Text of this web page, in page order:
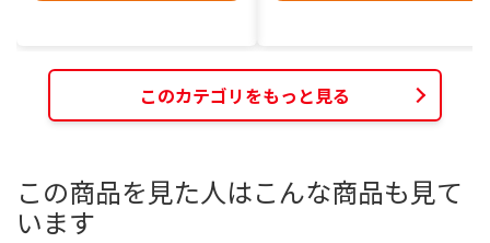
このカテゴリをもっと見る
この商品を見た人はこんな商品も見て
います